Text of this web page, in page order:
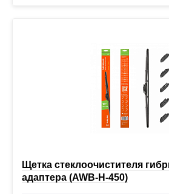
Щетка стеклоочистителя
адаптера (AWB-H-450)